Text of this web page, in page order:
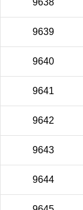
9638
9639
9640
9641
9642
9643
9644